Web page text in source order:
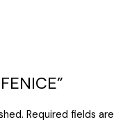
Required fields are